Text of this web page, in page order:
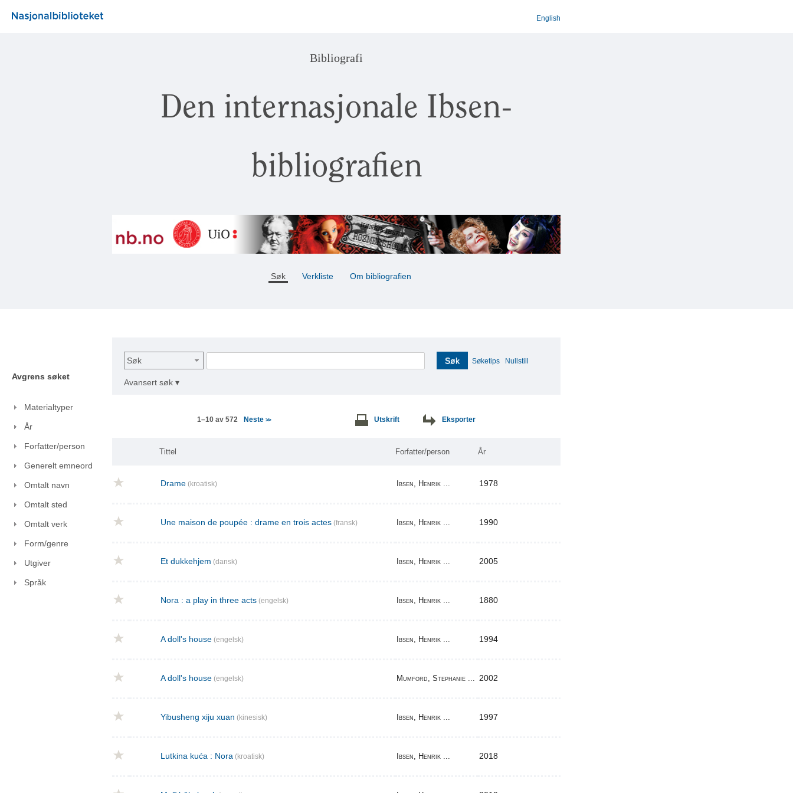
English
Bibliografi
Den internasjonale Ibsen-
bibliografien
Søk Verkliste Om bibliografien
Avgrens søket
Materialtyper
År
Forfatter/person
Generelt emneord
Omtalt navn
Omtalt sted
Omtalt verk
Form/genre
Utgiver
Språk
Søk Søk Søketips Nullstill
Avansert søk ▾
1–10 av 572 Neste >> Utskrift Eksporter
Tittel Forfatter/person År
Drame (kroatisk) Ibsen, Henrik ... 1978
Une maison de poupée : drame en trois actes (fransk) Ibsen, Henrik ... 1990
Et dukkehjem (dansk) Ibsen, Henrik ... 2005
Nora : a play in three acts (engelsk) Ibsen, Henrik ... 1880
A doll's house (engelsk) Ibsen, Henrik ... 1994
A doll's house (engelsk) Mumford, Stephanie ... 2002
Yibusheng xiju xuan (kinesisk) Ibsen, Henrik ... 1997
Lutkina kuća : Nora (kroatisk) Ibsen, Henrik ... 2018